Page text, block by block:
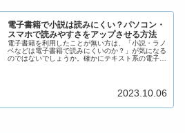
電子書籍で小説は読みにくい？パソコン・
スマホで読みやすさをアップさせる方法
電子書籍を利用したことが無い方は、「小説・ラノ
ベなどは電子書籍で読みにくいのか？」が気になる
のではないでしょうか。確かにテキスト系の電子書
2023.10.06